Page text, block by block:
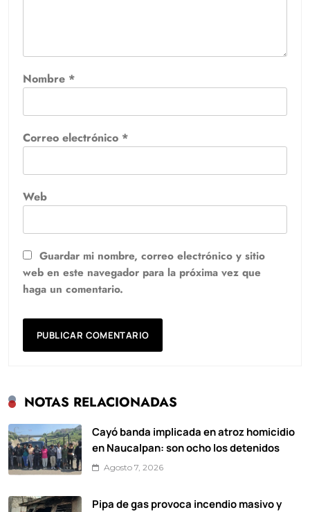
Nombre *
Correo electrónico *
Web
Guardar mi nombre, correo electrónico y sitio
web en este navegador para la próxima vez que
haga un comentario.
NOTAS RELACIONADAS
Cayó banda implicada en atroz homicidio
en Naucalpan: son ocho los detenidos
Agosto 7, 2026
Pipa de gas provoca incendio masivo y